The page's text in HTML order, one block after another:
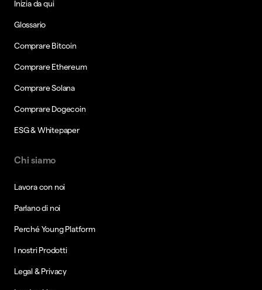
Inizia da qui
Glossario
Comprare Bitcoin
Comprare Ethereum
Comprare Solana
Comprare Dogecoin
ESG & Whitepaper
Chi siamo
Lavora con noi
Parlano di noi
Perché Young Platform
I nostri Prodotti
Legal & Privacy